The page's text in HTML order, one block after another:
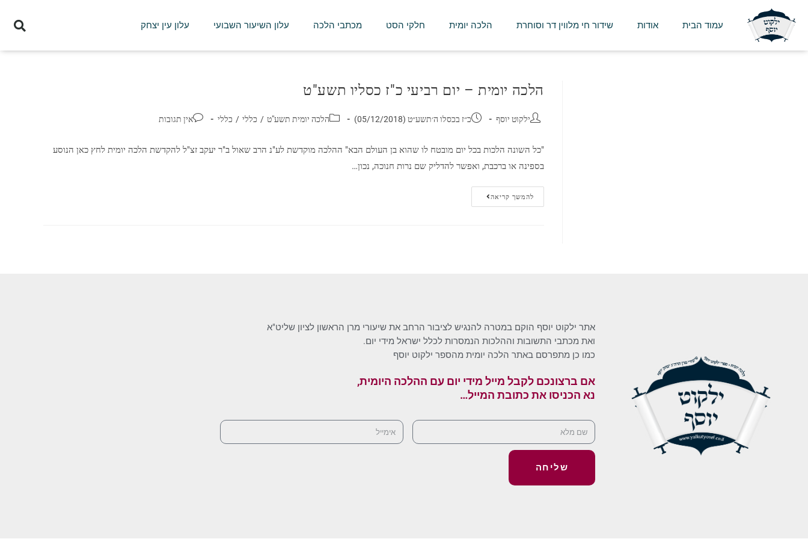
עמוד הבית אודות שידור חי מלווין דר וסוחרת הלכה יומית חלקי הסט מכתבי הלכה עלון השיעור השבועי עלון עין יצחק
הלכה יומית – יום רביעי כ"ז כסליו תשע"ט
ילקוט יוסף כ״ז בכסלו ה׳תשע״ט (05/12/2018) הלכה יומית תשע"ט / כללי / כללי אין תגובות
"כל השונה הלכות בכל יום מובטח לו שהוא בן העולם הבא" ההלכה מוקדשת לע"נ הרב שאול ב"ר יעקב זצ"ל להקדשת הלכה יומית לחץ כאן הנוסע
בספינה או ברכבת, ואפשר להדליק שם נרות חנוכה, נכון…
להמשך קריאה
אתר ילקוט יוסף הוקם במטרה להנגיש לציבור הרחב את שיעורי מרן הראשון לציון שליט"א
ואת מכתבי התשובות וההלכות הנמסרות לכלל ישראל מידי יום.
כמו כן מתפרסם באתר הלכה יומית מהספר ילקוט יוסף
אם ברצונכם לקבל מייל מידי יום עם ההלכה היומית,
נא הכניסו את כתובת המייל…
שליחה